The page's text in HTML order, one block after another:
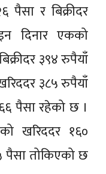
र बिक्रीदर
दिनार एकको
३९४ रुपैयाँ
३८५ रुपैयाँ
पैसा रहेको छ ।
खरिददर १६०
पैसा तोकिएको छ